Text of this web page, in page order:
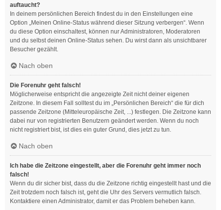
auftaucht?
In deinem persönlichen Bereich findest du in den Einstellungen eine
Option „Meinen Online-Status während dieser Sitzung verbergen“. Wenn
du diese Option einschaltest, können nur Administratoren, Moderatoren
und du selbst deinen Online-Status sehen. Du wirst dann als unsichtbarer
Besucher gezählt.
Nach oben
Die Forenuhr geht falsch!
Möglicherweise entspricht die angezeigte Zeit nicht deiner eigenen
Zeitzone. In diesem Fall solltest du im „Persönlichen Bereich“ die für dich
passende Zeitzone (Mitteleuropäische Zeit, ...) festlegen. Die Zeitzone kann
dabei nur von registrierten Benutzern geändert werden. Wenn du noch
nicht registriert bist, ist dies ein guter Grund, dies jetzt zu tun.
Nach oben
Ich habe die Zeitzone eingestellt, aber die Forenuhr geht immer noch
falsch!
Wenn du dir sicher bist, dass du die Zeitzone richtig eingestellt hast und die
Zeit trotzdem noch falsch ist, geht die Uhr des Servers vermutlich falsch.
Kontaktiere einen Administrator, damit er das Problem beheben kann.